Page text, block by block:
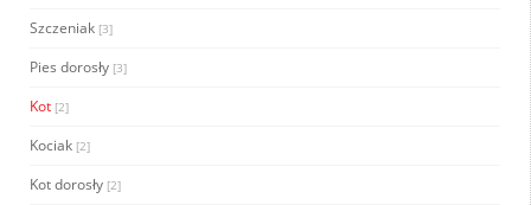
Szczeniak [3]
Pies dorosły [3]
Kot [2]
Kociak [2]
Kot dorosły [2]